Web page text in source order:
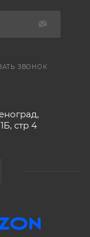
ЗВОНОК
стр 4